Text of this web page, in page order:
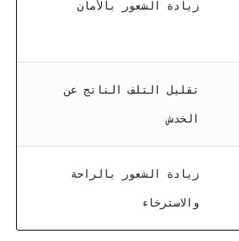
زيادة الشعور بالأمان
تقليل التلف الناتج عن
الخدش
زيادة الشعور بالراحة
والاسترخاء